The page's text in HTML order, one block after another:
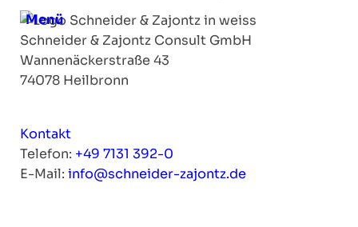
Menü
Schneider & Zajontz Consult GmbH
Wannenäckerstraße 43
74078 Heilbronn
Kontakt
Telefon: +49 7131 392-0
E-Mail: info@schneider-zajontz.de